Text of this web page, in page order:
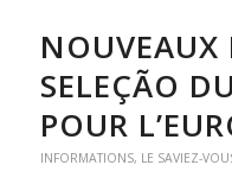
SELEÇÃO
POUR
INFORMATIONS, LE SAVIEZ-